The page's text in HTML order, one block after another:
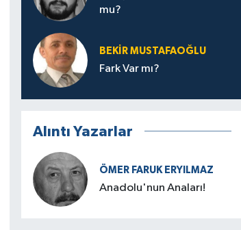
mu?
BEKIR MUSTAFAOĞLU
Fark Var mı?
Alıntı Yazarlar
ÖMER FARUK ERYILMAZ
Anadolu'nun Anaları!